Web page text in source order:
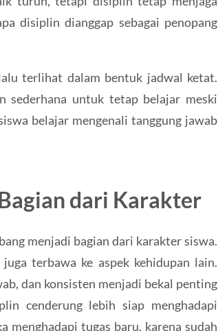
disiplin dianggap sebagai penopang
terlihat dalam bentuk jadwal ketat.
sederhana untuk tetap belajar meski
belajar mengenali tanggung jawab
dari Karakter
menjadi bagian dari karakter siswa.
terbawa ke aspek kehidupan lain.
dan konsisten menjadi bekal penting
cenderung lebih siap menghadapi
menghadapi tugas baru, karena sudah